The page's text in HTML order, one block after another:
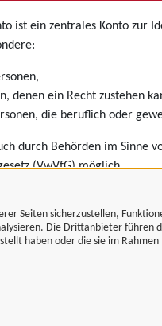
Seiten sicherzustellen,
Die Drittanbieter
haben oder die sie im
ist ein zentrales Konto zur
denen ein Recht zustehen
die beruflich oder
durch Behörden im Sinne
(VwVfG) möglich.